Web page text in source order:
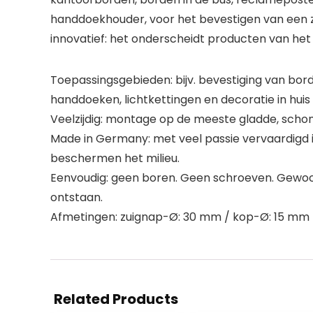
handdoekhouder, voor het bevestigen van
innovatief: het onderscheidt producten van
Toepassingsgebieden: bijv. bevestiging van
handdoeken, lichtkettingen en decoratie in
Veelzijdig: montage op de meeste gladde,
Made in Germany: met veel passie
beschermen het milieu.
Eenvoudig: geen boren. Geen schroeven.
ontstaan.
Afmetingen: zuignap-Ø: 30 mm / kop-Ø: 15
Related Products